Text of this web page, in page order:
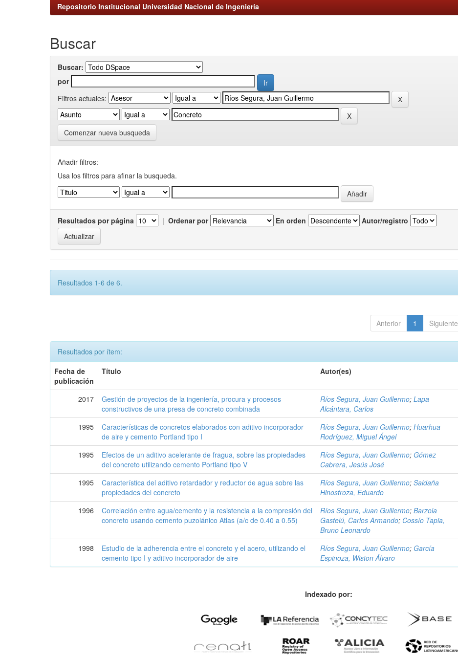
Repositorio Institucional Universidad Nacional de Ingeniería
Buscar
Buscar:
por
Filtros actuales:
Comenzar nueva busqueda
Añadir filtros:
Usa los filtros para afinar la busqueda.
Resultados por página | Ordenar por En orden Autor/registro
Resultados 1-6 de 6.
Anterior 1 Siguiente
Resultados por ítem:
Fecha de
publicación
Título Autor(es)
2017
Gestión de proyectos de la ingeniería, procura y procesos
constructivos de una presa de concreto combinada
Ríos Segura, Juan Guillermo;Lapa
Alcántara, Carlos
1995
Características de concretos elaborados con aditivo incorporador
de aire y cemento Portland tipo I
Ríos Segura, Juan Guillermo;Huarhua
Rodríguez, Miguel Ángel
1995
Efectos de un aditivo acelerante de fragua, sobre las propiedades
del concreto utilizando cemento Portland tipo V
Ríos Segura, Juan Guillermo; Gómez
Cabrera, Jesús José
1995
Característica del aditivo retardador y reductor de agua sobre las
propiedades del concreto
Ríos Segura, Juan Guillermo;Saldaña
Hinostroza, Eduardo
1996
Correlación entre agua/cemento y la resistencia a la compresión del
concreto usando cemento puzolánico Atlas (a/c de 0.40 a 0.55)
Ríos Segura, Juan Guillermo;Barzola
Gastelú, Carlos Armando; Cossío Tapia,
Bruno Leonardo
1998
Estudio de la adherencia entre el concreto y el acero, utilizando el
cemento tipo I y aditivo incorporador de aire
Ríos Segura, Juan Guillermo; García
Espinoza, Wiston Álvaro
Indexado por: